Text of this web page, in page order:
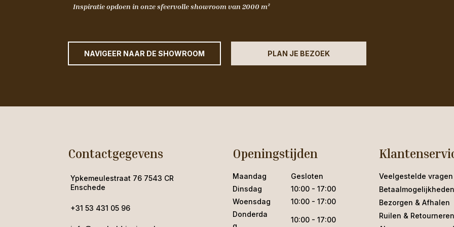
Inspiratie opdoen in onze sfeervolle showroom van 2000 m²
NAVIGEER NAAR DE SHOWROOM PLAN JE BEZOEK
Contactgegevens
Ypkemeulestraat 76 7543 CR
Enschede
+31 53 431 05 96
Openingstijden
Maandag
Gesloten
Dinsdag
10:00 - 17:00
Woensdag
10:00 - 17:00
Donderda
10:00 - 17:00
Veelgestelde vragen
Betaalmogelijkheden
Bezorgen & Afhalen
Ruilen & Retourneren